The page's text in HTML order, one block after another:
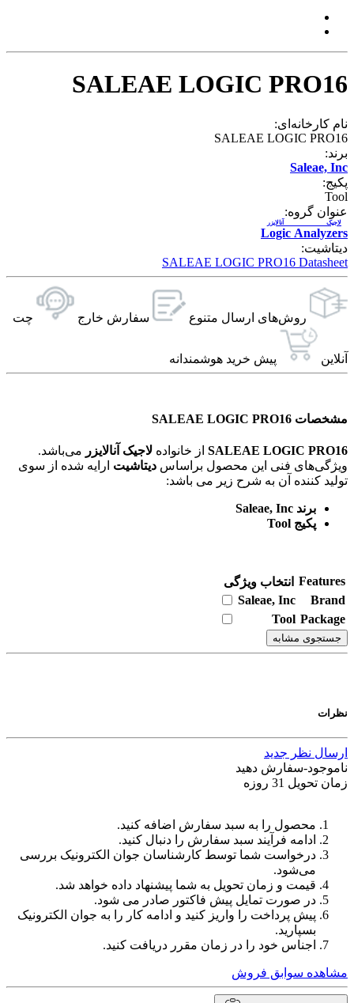
SALEAE LOGIC PRO16
نام کارخانه‌ای:
SALEAE LOGIC PRO16
برند:
Saleae, Inc
پکیج:
Tool
عنوان گروه:
Logic Analyzers
لاجیک آنالایزر
دیتاشیت:
SALEAE LOGIC PRO16 Datasheet
روش‌های ارسال‌ متنوع سفارش خارج چت
آنلاین پیش خرید هوشمندانه
مشخصات SALEAE LOGIC PRO16
SALEAE LOGIC PRO16 از خانواده لاجیک آنالایزر می‌باشد.
ویژگی‌های فنی این محصول براساس دیتاشیت ارایه شده از سوی
تولید کننده آن به شرح زیر می باشد:
برند Saleae, Inc
پکیج Tool
Features انتخاب ویژگی
Brand
Saleae, Inc
Package
Tool
جستجوی مشابه
نظرات
ارسال نظر جدید
ناموجود-سفارش دهید
زمان تحویل 31 روزه
محصول را به سبد سفارش اضافه کنید.
ادامه فرآیند سبد سفارش را دنبال کنید.
درخواست شما توسط کارشناسان جوان الکترونیک بررسی
می‌شود.
قیمت و زمان تحویل به شما پیشنهاد داده خواهد شد.
در صورت تمایل پیش فاکتور صادر می شود.
پیش پرداخت را واریز کنید و ادامه کار را به جوان الکترونیک
بسپارید.
اجناس خود را در زمان مقرر دریافت کنید.
مشاهده سوابق فروش